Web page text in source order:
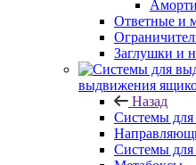
Ответные и
Заглушки и
выдвижения
Назад
Системы
Системы